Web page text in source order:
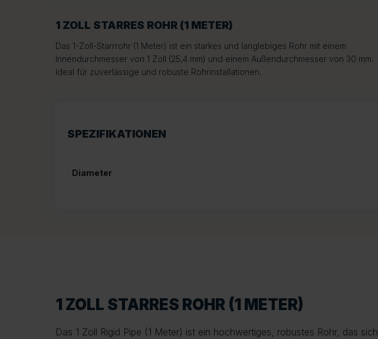
1 ZOLL STARRES ROHR (1 METER)
Das 1-Zoll-Starrrohr (1 Meter) ist ein starkes und langlebiges Rohr mit einem
Innendurchmesser von 1 Zoll (25,4 mm) und einem Außendurchmesser von 30 mm.
Ideal für zuverlässige und robuste Rohrinstallationen.
SPEZIFIKATIONEN
Diameter
1 ZOLL STARRES ROHR (1 METER)
Das 1 Zoll Rigid Pipe (1 Meter) ist ein hochwertiges, robustes Rohr, das sich